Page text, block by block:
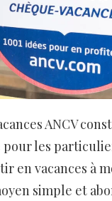
ANCV
pour les
en vacances à
simple et